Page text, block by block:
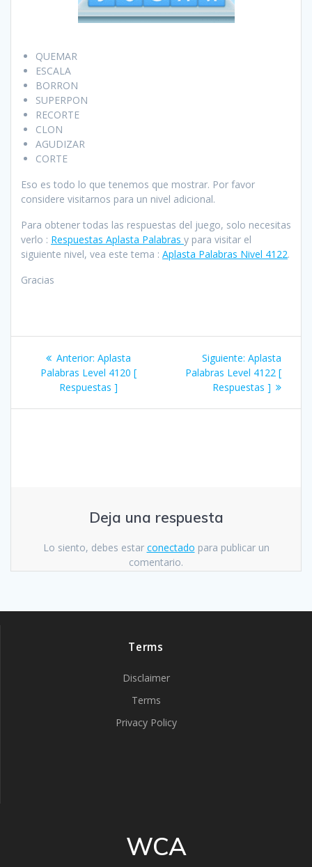
QUEMAR
ESCALA
BORRON
SUPERPON
RECORTE
CLON
AGUDIZAR
CORTE
Eso es todo lo que tenemos que mostrar. Por favor
considere visitarnos para un nivel adicional.
Para obtener todas las respuestas del juego, solo necesitas
verlo : Respuestas Aplasta Palabras y para visitar el
siguiente nivel, vea este tema : Aplasta Palabras Nivel 4122.
Gracias
Navegación
entradas
Anterior: Entrada
anterior:
Aplasta
Palabras Level 4120 [
Respuestas ]
Siguiente: Siguiente
entrada:
Aplasta
Palabras Level 4122 [
Respuestas ]
Deja una respuesta
Lo siento, debes estar conectado para publicar un
comentario.
Terms
Disclaimer
Terms
Privacy Policy
WCA